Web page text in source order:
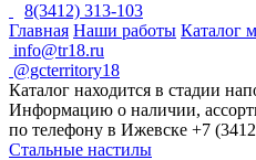
8(3412) 313-103
Главная Наши работы Каталог
info@tr18.ru
@gcterritory18
Каталог находится в стадии
Информацию о наличии,
по телефону в Ижевске +7
Стальные настилы